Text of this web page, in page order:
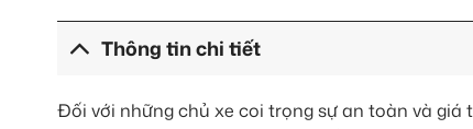
Thông tin chi tiết
Đối với những chủ xe coi trọng sự an toàn và giá